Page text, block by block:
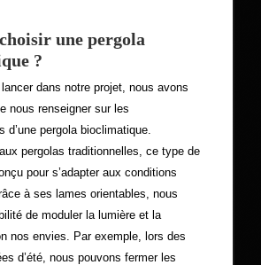
une pergola
?
dans notre projet, nous avons
nous renseigner sur les
d’une pergola bioclimatique.
pergolas traditionnelles, ce type de
pour s’adapter aux conditions
à ses lames orientables, nous
de moduler la lumière et la
nos envies. Par exemple, lors des
d’été, nous pouvons fermer les